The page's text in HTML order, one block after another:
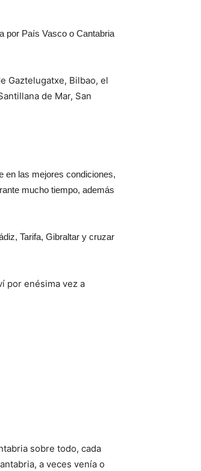
por País Vasco o Cantabria
Gaztelugatxe, Bilbao, el
de Mar, San
en las mejores condiciones,
mucho tiempo, además
Tarifa, Gibraltar y cruzar
por enésima vez a
sobre todo, cada
a veces venía o